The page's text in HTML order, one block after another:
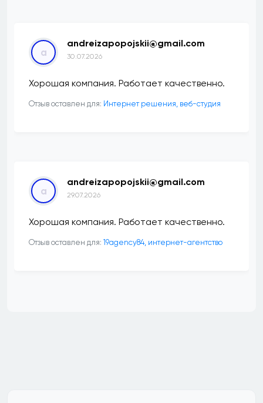
a
andreizapopojskii@gmail.com
30.07.2026
Хорошая компания. Работает качественно.
Отзыв оставлен для: Интернет решения, веб-студия
a
andreizapopojskii@gmail.com
29.07.2026
Хорошая компания. Работает качественно.
Отзыв оставлен для: 19agency84, интернет-агентство